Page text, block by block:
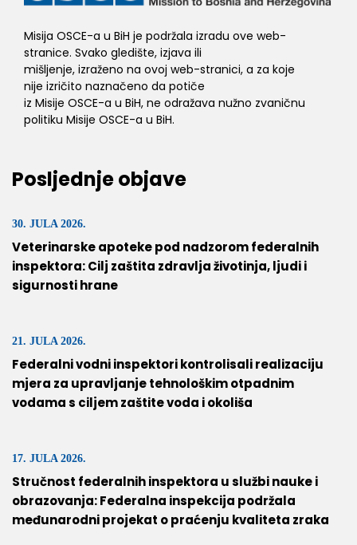
Misija OSCE-a u BiH je podržala izradu ove web-
stranice. Svako gledište, izjava ili
mišljenje, izraženo na ovoj web-stranici, a za koje
nije izričito naznačeno da potiče
iz Misije OSCE-a u BiH, ne odražava nužno zvaničnu
politiku Misije OSCE-a u BiH.
Posljednje objave
30. JULA 2026.
Veterinarske apoteke pod nadzorom federalnih
inspektora: Cilj zaštita zdravlja životinja, ljudi i
sigurnosti hrane
21. JULA 2026.
Federalni vodni inspektori kontrolisali realizaciju
mjera za upravljanje tehnološkim otpadnim
vodama s ciljem zaštite voda i okoliša
17. JULA 2026.
Stručnost federalnih inspektora u službi nauke i
obrazovanja: Federalna inspekcija podržala
međunarodni projekat o praćenju kvaliteta zraka